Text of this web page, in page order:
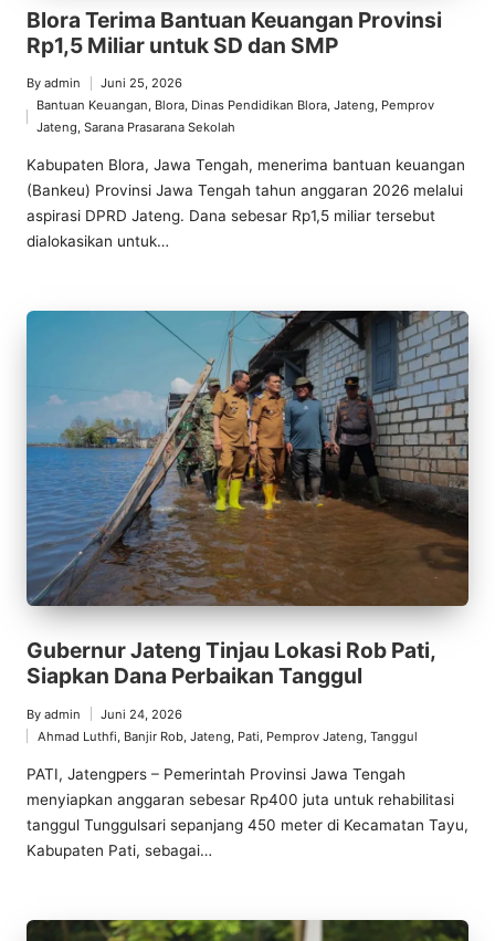
Blora Terima Bantuan Keuangan Provinsi
Rp1,5 Miliar untuk SD dan SMP
Posted
By admin Juni 25, 2026
Posted
Bantuan Keuangan, Blora, Dinas Pendidikan Blora,Jateng, Pemprov
Jateng,Sarana Prasarana Sekolah
Kabupaten Blora, Jawa Tengah, menerima bantuan keuangan
(Bankeu) Provinsi Jawa Tengah tahun anggaran 2026 melalui
aspirasi DPRD Jateng. Dana sebesar Rp1,5 miliar tersebut
dialokasikan untuk…
Gubernur Jateng Tinjau Lokasi Rob Pati,
Siapkan Dana Perbaikan Tanggul
Posted
by
By admin Juni 24, 2026
Posted
in
Ahmad Luthfi Banjir Rob, Jateng Pati Pemprov Jateng Tanggul
PATI, Jatengpers – Pemerintah Provinsi Jawa Tengah
menyiapkan anggaran sebesar Rp400 juta untuk rehabilitasi
tanggul Tunggulsari sepanjang 450 meter di Kecamatan Tayu,
Kabupaten Pati, sebagai…